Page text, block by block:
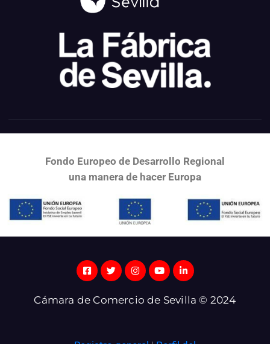
Fondo Europeo de Desarrollo Regional
una manera de hacer Europa
Cámara de Comercio de Sevilla © 2024